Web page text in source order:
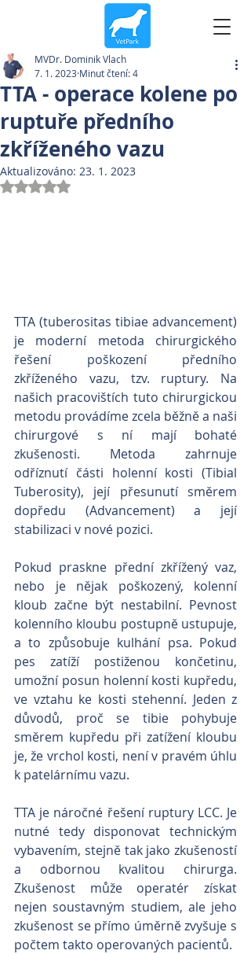
TTA - operace kolene po
ruptuře předního
zkříženého vazu
MVDr. Dominik Vlach
7. 1. 2023 Minut čtení: 4
Aktualizováno: 23. 1. 2023
Hodnoceno NaN z 5 hvězdiček.
TTA (tuberositas tibiae advancement)
je moderní metoda chirurgického
řešení poškození předního
zkříženého vazu, tzv. ruptury. Na
našich pracovištích tuto chirurgickou
metodu provádíme zcela běžně a naši
chirurgové s ní mají bohaté
zkušenosti. Metoda zahrnuje
odříznutí části holenní kosti (Tibial
Tuberosity), její přesunutí směrem
dopředu (Advancement) a její
stabilizaci v nové pozici.
Pokud praskne přední zkřížený vaz,
nebo je nějak poškozený, kolenní
kloub začne být nestabilní. Pevnost
kolenního kloubu postupně ustupuje,
a to způsobuje kulhání psa. Pokud
pes zatíží postiženou končetinu,
umožní posun holenní kosti kupředu,
ve vztahu ke kosti stehenní. Jeden z
důvodů, proč se tibie pohybuje
směrem kupředu při zatížení kloubu
je, že vrchol kosti, není v pravém úhlu
k patelárnímu vazu.
TTA je náročné řešení ruptury LCC. Je
nutné tedy disponovat technickým
vybavením, stejně tak jako zkušeností
a odbornou kvalitou chirurga.
Zkušenost může operatér získat
nejen soustavným studiem, ale jeho
zkušenost se přímo úměrně zvyšuje s
počtem takto operovaných pacientů.